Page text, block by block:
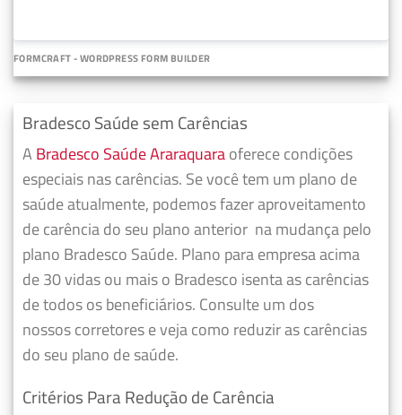
FORMCRAFT - WORDPRESS FORM BUILDER
Bradesco Saúde sem Carências
A Bradesco Saúde Araraquaraoferece condições
especiais nas carências. Se você tem um plano de
saúde atualmente, podemos fazeraproveitamento
de carência do seu plano anterior na mudança pelo
plano Bradesco Saúde. Plano para empresa acima
de 30 vidas ou mais o Bradesco isenta as carências
de todos os beneficiários. Consulte um dos
nossos corretores e veja como reduzir as carências
do seu plano de saúde.
Critérios Para Redução de Carência